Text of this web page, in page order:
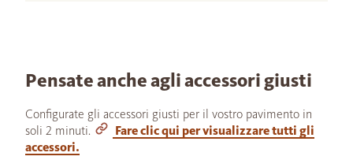
Pensate anche agli accessori giusti
Configurate gli accessori giusti per il vostro pavimento in
soli 2 minuti.
Fare clic qui per visualizzare tutti gli
accessori.